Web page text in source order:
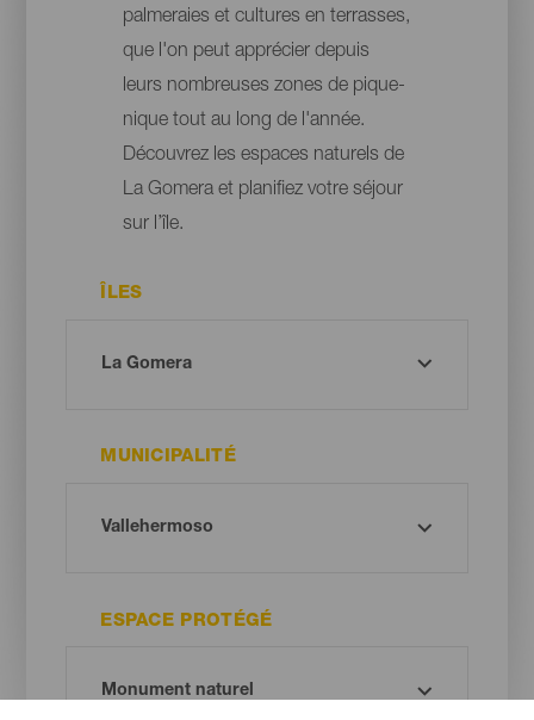
palmeraies et cultures en terrasses,
que l'on peut apprécier depuis
leurs nombreuses zones de pique-
nique tout au long de l'année.
Découvrez les espaces naturels de
La Gomera et planifiez votre séjour
sur l’île.
ÎLES
MUNICIPALITÉ
ESPACE PROTÉGÉ